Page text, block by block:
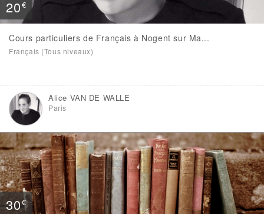
20€
Cours particuliers de Français à Nogent sur Ma...
Français (Tous niveaux)
Alice VAN DE WALLE
Paris
30€